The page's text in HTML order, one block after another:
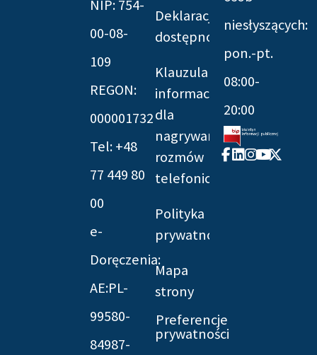
NIP: 754-
00-08-
109
REGON:
000001732
Tel: +48
77 449 80
00
e-
Doręczenia:
AE:PL-
99580-
84987-
Deklaracja
dostępności
Klauzula
informacyjna
dla
nagrywania
rozmów
telefonicznych
Polityka
prywatności
Mapa
strony
Preferencje
prywatności
niesłyszących:
pon.-pt.
08:00-
20:00
Facebook-
f
Linkedin
Instagram
Youtube
X-
twitter